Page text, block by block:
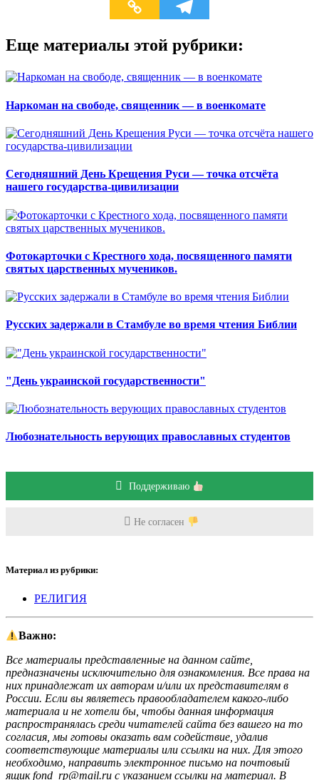
Еще материалы этой рубрики:
Наркоман на свободе, священник — в военкомате
Сегодняшний День Крещения Руси — точка отсчёта
нашего государства-цивилизации
Фотокарточки с Крестного хода, посвященного памяти
святых царственных мучеников.
Русских задержали в Стамбуле во время чтения Библии
"День украинской государственности"
Любознательность верующих православных студентов
Поддерживаю
Не согласен
Материал из рубрики:
РЕЛИГИЯ
Важно:
Все материалы представленные на данном сайте,
предназначены исключительно для ознакомления. Все права на
них принадлежат их авторам и/или их представителям в
России. Если вы являетесь правообладателем какого-либо
материала и не хотели бы, чтобы данная информация
распространялась среди читателей сайта без вашего на то
согласия, мы готовы оказать вам содействие, удалив
соответствующие материалы или ссылки на них. Для этого
необходимо, направить электронное письмо на почтовый
ящик fond_rp@mail.ru с указанием ссылки на материал. В